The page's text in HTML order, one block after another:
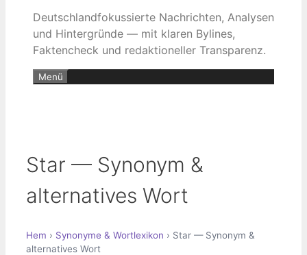
Deutschlandfokussierte Nachrichten, Analysen
und Hintergründe — mit klaren Bylines,
Faktencheck und redaktioneller Transparenz.
Menü
Star — Synonym &
alternatives Wort
Hem › Synonyme & Wortlexikon › Star — Synonym &
alternatives Wort